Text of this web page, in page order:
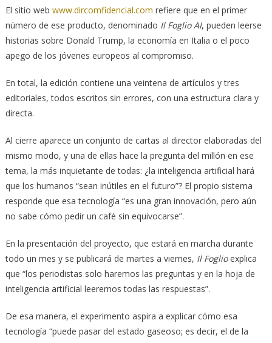
El sitio web www.dircomfidencial.com refiere que en el primer
número de ese producto, denominado Il Foglio AI, pueden leerse
historias sobre Donald Trump, la economía en Italia o el poco
apego de los jóvenes europeos al compromiso.
En total, la edición contiene una veintena de artículos y tres
editoriales, todos escritos sin errores, con una estructura clara y
directa.
Al cierre aparece un conjunto de cartas al director elaboradas del
mismo modo, y una de ellas hace la pregunta del millón en ese
tema, la más inquietante de todas: ¿la inteligencia artificial hará
que los humanos “sean inútiles en el futuro”? El propio sistema
responde que esa tecnología “es una gran innovación, pero aún
no sabe cómo pedir un café sin equivocarse”.
En la presentación del proyecto, que estará en marcha durante
todo un mes y se publicará de martes a viernes, Il Foglioexplica
que “los periodistas solo haremos las preguntas y en la hoja de
inteligencia artificial leeremos todas las respuestas”.
De esa manera, el experimento aspira a explicar cómo esa
tecnología “puede pasar del estado gaseoso; es decir, el de la